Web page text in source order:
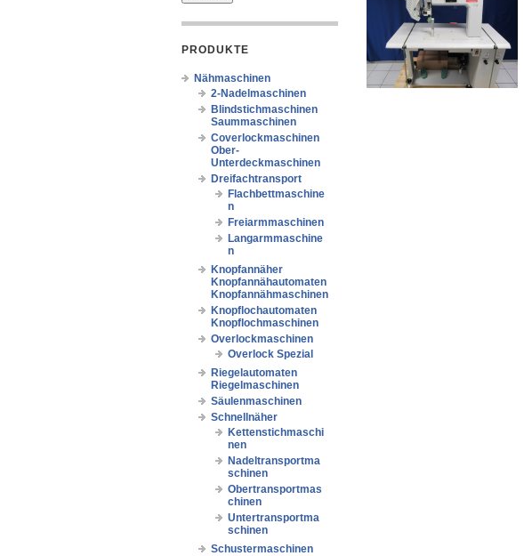
PRODUKTE
Nähmaschinen
2-Nadelmaschinen
Blindstichmaschinen
Saummaschinen
Coverlockmaschinen
Ober-
Unterdeckmaschinen
Dreifachtransport
Flachbettmaschine
n
Freiarmmaschinen
Langarmmaschine
n
Knopfannäher
Knopfannähautomaten
Knopfannähmaschinen
Knopflochautomaten
Knopflochmaschinen
Overlockmaschinen
Overlock Spezial
Riegelautomaten
Riegelmaschinen
Säulenmaschinen
Schnellnäher
Kettenstichmaschi
nen
Nadeltransportma
schinen
Obertransportmas
chinen
Untertransportma
schinen
Schustermaschinen